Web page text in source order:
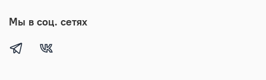
Мы в соц. сетях